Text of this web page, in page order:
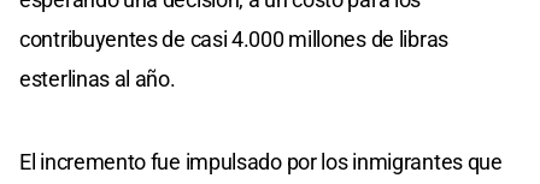
contribuyentes de casi 4.000 millones de libras
esterlinas al año.
El incremento fue impulsado por los inmigrantes que